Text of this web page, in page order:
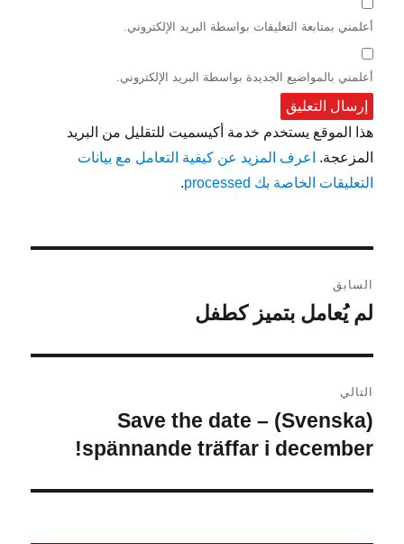
أعلمني بمتابعة التعليقات بواسطة البريد الإلكتروني.
أعلمني بالمواضيع الجديدة بواسطة البريد الإلكتروني.
هذا الموقع يستخدم خدمة أكيسميت للتقليل من البريد
المزعجة.
اعرف المزيد عن كيفية التعامل مع بيانات
التعليقات الخاصة بك processed
.
المقالات
السابق
المقالة
لم يُعامل بتميز كطفل
التالي
المقالة
التالية:
(Svenska) Save the date –
spännande träffar i december!